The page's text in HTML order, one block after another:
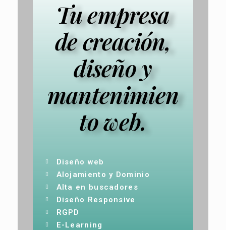
Tu empresa
de creación,
diseño y
mantenimien
to web.
Diseño web
Alojamiento y Dominio
Alta en buscadores
Diseño Responsive
RGPD
E-Learning